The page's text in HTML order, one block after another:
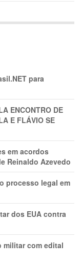
para
ENCONTRO DE
E FLÁVIO SE
em acordos
Reinaldo Azevedo
processo legal em
dos EUA contra
militar com edital